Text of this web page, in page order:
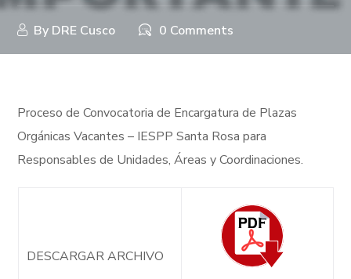
By DRE Cusco 0 Comments
Proceso de Convocatoria de Encargatura de Plazas
Orgánicas Vacantes – IESPP Santa Rosa para
Responsables de Unidades, Áreas y Coordinaciones.
DESCARGAR ARCHIVO